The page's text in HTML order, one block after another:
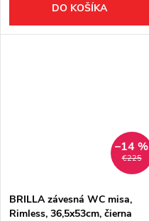
DO KOŠÍKA
€225
–14 %
BRILLA závesná WC misa,
Rimless, 36,5x53cm, čierna